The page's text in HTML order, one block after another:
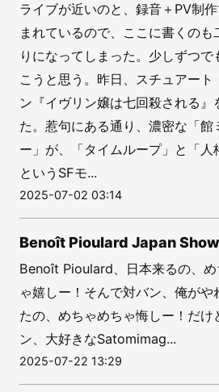
ライブが近いのと、録音＋PV制
まれているので、ここに書くのも
りになってしまった。少しずつで
こうと思う。昨日、スチュアート
ン『イヴリン嬢は七回殺される』
た。惹句にある通り、濃密な「館
ー」が、「タイムループ」と「人
というSFモ...
2025-07-02 03:14
Benoît Pioulard Japan
Benoît Pioulard、日本来るの、め
ゃ嬉しー！そんで対バン、俺がや
たの、めちゃめちゃ悔しー！だけ
ン、大好きなSatomimag...
2025-07-22 13:29